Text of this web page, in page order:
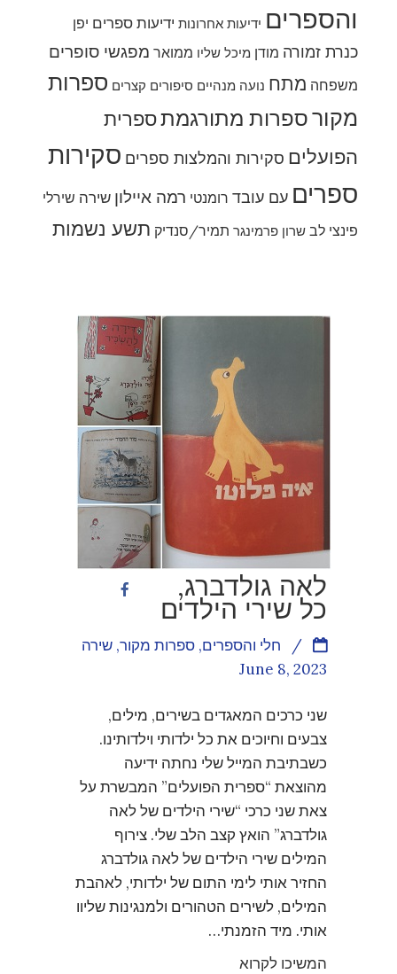
והספרים ידיעות אחרונות ידיעות ספרים יפן
כנרת זמורה מודן מיכל שליו ממואר מפגשי סופרים
משפחה מתח נועה מנהיים סיפורים קצרים ספרות
מקורספרות מתורגמתספרית
הפועלים סקירות והמלצות ספרים סקירות
ספרים עם עובד רומנטי רמה איילון שירה שירלי
פינצי לב שרון פרמינגר תמיר/סנדיק תשע נשמות
לאה גולדברג,
כל שירי הילדים
חלי והספרים, ספרות מקור, שירה
/
June 8, 2023
שני כרכים המאגדים בשירים, מילים,
צבעים וחיוכים את כל ילדותי וילדותינו.
כשבתיבת המייל שלי נחתה ידיעה
מהוצאת “ספרית הפועלים” המבשרת על
צאת שני כרכי “שירי הילדים של לאה
גולדברג” הואץ קצב הלב שלי. צירוף
המילים שירי הילדים של לאה גולדברג
החזיר אותי לימי התום של ילדותי, לאהבת
המילים, לשירים הטהורים ולמנגינות שליוו
אותי. מיד הזמנתי…
המשיכו לקרוא